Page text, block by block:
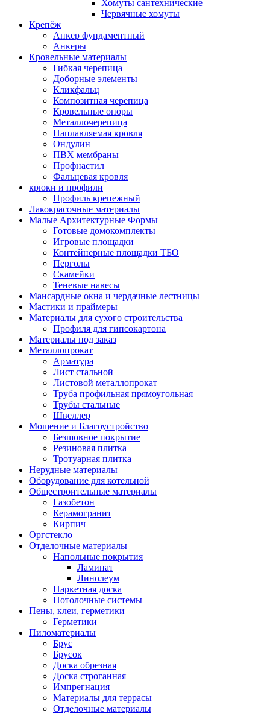
Хомуты сантехнические
Червячные хомуты
Крепёж
Анкер фундаментный
Анкеры
Кровельные материалы
Гибкая черепица
Доборные элементы
Кликфальц
Композитная черепица
Кровельные опоры
Металлочерепица
Наплавляемая кровля
Ондулин
ПВХ мембраны
Профнастил
Фальцевая кровля
крюки и профили
Профиль крепежный
Лакокрасочные материалы
Малые Архитектурные Формы
Готовые домокомплекты
Игровые площадки
Контейнерные площадки ТБО
Перголы
Скамейки
Теневые навесы
Мансардные окна и чердачные лестницы
Мастики и праймеры
Материалы для сухого строительства
Профиля для гипсокартона
Материалы под заказ
Металлопрокат
Арматура
Лист стальной
Листовой металлопрокат
Труба профильная прямоугольная
Трубы стальные
Швеллер
Мощение и Благоустройство
Безшовное покрытие
Резиновая плитка
Тротуарная плитка
Нерудные материалы
Оборудование для котельной
Общестроительные материалы
Газобетон
Керамогранит
Кирпич
Оргстекло
Отделочные материалы
Напольные покрытия
Ламинат
Линолеум
Паркетная доска
Потолочные системы
Пены, клеи, герметики
Герметики
Пиломатериалы
Брус
Брусок
Доска обрезная
Доска строганная
Импрегнация
Материалы для террасы
Отделочные материалы